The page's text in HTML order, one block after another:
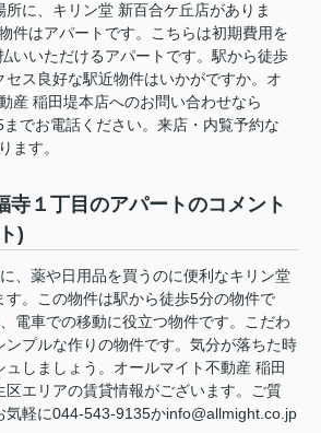
所に、キリン堂 新百合ケ丘店がありま
件はアパートです。こちらは初期費用を
いいただけるアパートです。駅から徒歩
セス良好な駅近物件はいかがですか。オ
産 稲田堤本店へのお問い合わせなら
でお電話ください。来店・内覧予約な
ます。
寺１丁目のアパートのコメント
)
、薬や日用品を買うのに便利なキリン堂
す。この物件は駅から徒歩5分の物件で
電車での移動に役立つ物件です。こだわ
ンプルな作りの物件です。気分が落ちた時
しましょう。オールマイト不動産 稲田
区エリアの賃貸情報がございます。ご質
気軽に044-543-9135かinfo@allmight.co.jp